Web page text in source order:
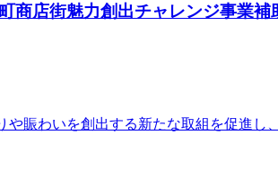
商店街魅力創出チャレンジ事業補
や賑わいを創出する新たな取組を促進